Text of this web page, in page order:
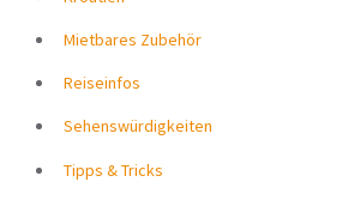
Mietbares Zubehör
Reiseinfos
Sehenswürdigkeiten
Tipps & Tricks